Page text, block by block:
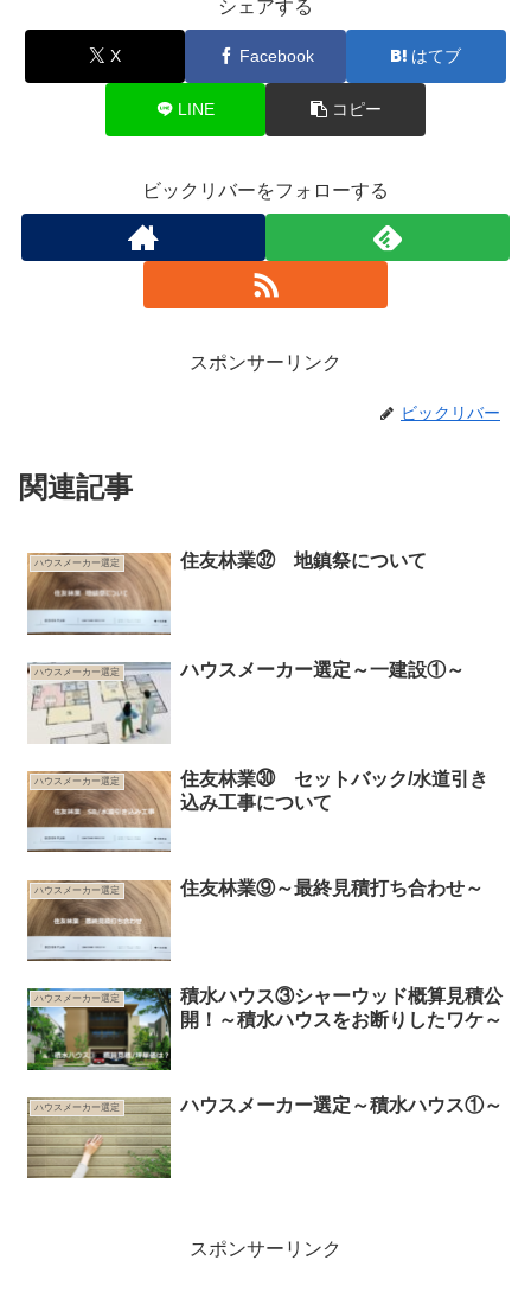
シェアする
X Facebook はてブ
LINE コピー
ビックリバーをフォローする
スポンサーリンク
ビックリバー
関連記事
ハウスメーカー選定 住友林業㉜ 地鎮祭について
ハウスメーカー選定 ハウスメーカー選定～一建設①～
ハウスメーカー選定
住友林業㉚ セットバック/水道引き
込み工事について
ハウスメーカー選定 住友林業⑨～最終見積打ち合わせ～
ハウスメーカー選定
積水ハウス③シャーウッド概算見積公
開！～積水ハウスをお断りしたワケ～
ハウスメーカー選定 ハウスメーカー選定～積水ハウス①～
スポンサーリンク